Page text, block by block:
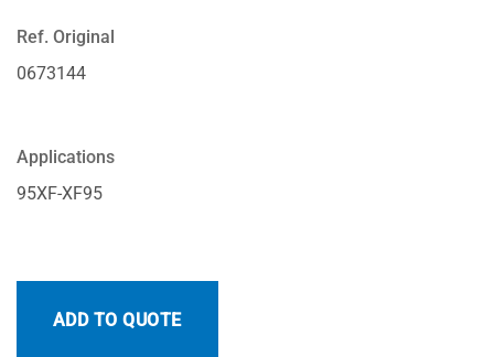
Ref. Original
0673144
Applications
95XF-XF95
ADD TO QUOTE